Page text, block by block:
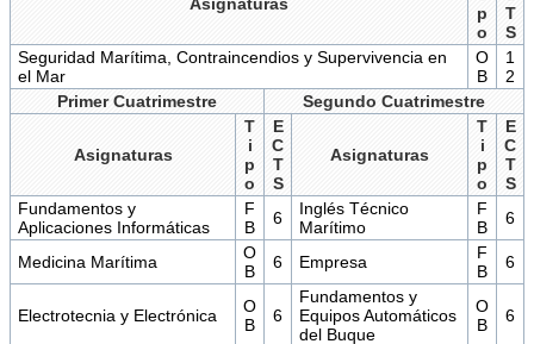
p
o
T
S
Seguridad Marítima, Contraincendios y Supervivencia en
el Mar
O
B
1
2
Primer Cuatrimestre
Segundo Cuatrimestre
Asignaturas
T
i
p
o
E
C
T
S
Asignaturas
T
i
p
o
E
C
T
S
Fundamentos y
Aplicaciones Informáticas
F
B
6
Inglés Técnico
Marítimo
F
B
6
Medicina Marítima
O
B
6 Empresa
F
B
6
Electrotecnia y Electrónica
O
B
6
Fundamentos y
Equipos Automáticos
del Buque
O
B
6